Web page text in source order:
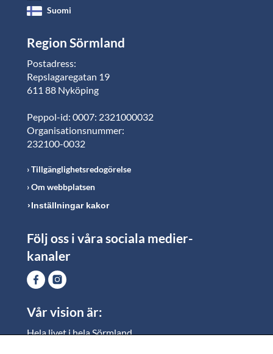
Suomi
Region Sörmland
Postadress:
Repslagaregatan 19
611 88 Nyköping
Peppol-id: 0007: 2321000032
Organisationsnummer:
232100-0032
Tillgänglighetsredogörelse
Om webbplatsen
Inställningar kakor
Följ oss i våra sociala medier-
kanaler
Vår vision är:
Hela livet i hela Sörmland.